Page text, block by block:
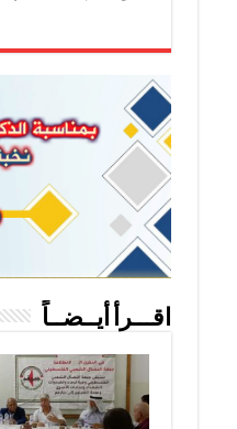
اقـــرأ أيــضــاً